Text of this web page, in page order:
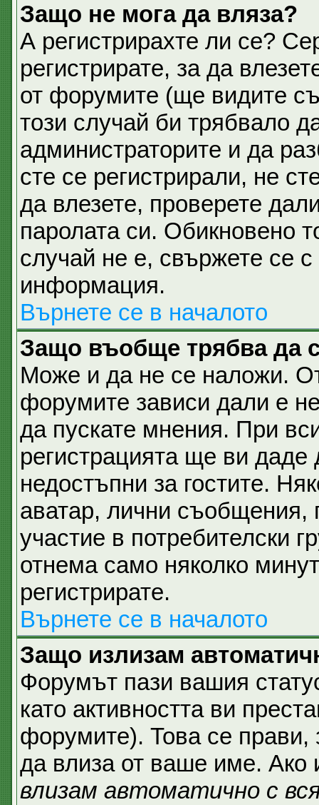
Защо не мога да вляза?
А регистрирахте ли се?
регистрирате, за да
от форумите (ще видите
този случай би трябвало
администраторите и да
сте се регистрирали, не
да влезете, проверете
паролата си. Обикновено
случай не е, свържете се
информация.
Върнете се в началото
Защо въобще трябва да
Може и да не се наложи.
форумите зависи дали е
да пускате мнения. При
регистрацията ще ви
недостъпни за гостите.
аватар, лични
участие в потребителски
отнема само няколко
регистрирате.
Върнете се в началото
Защо излизам
Форумът пази вашия
като активността ви
форумите). Това се прави,
да влиза от ваше име. Ако
влизам автоматично с